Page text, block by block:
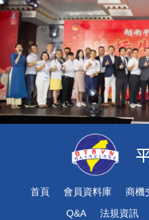
首頁 會員資料庫 商機
Q&A
法規資訊